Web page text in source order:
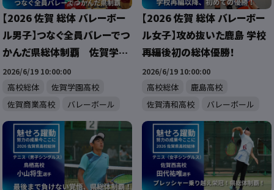
【2026 佐賀 総体 バレーボー
ル男子】つなぐ全員バレーでつ
かんだ県総体制覇 佐賀学園
男子バレー部
2026/6/19 10:00:00
高校総体
佐賀学園高校
佐賀商業高校
バレーボール
【2026 佐賀 総体 バレーボー
ル女子】攻め抜いた鹿島 学校
再編後初の総体優勝！
2026/6/19 10:00:00
高校総体
鹿島高校
佐賀清和高校
バレーボール